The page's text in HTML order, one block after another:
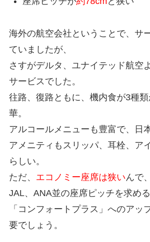
海外の航空会社ということで、サ
ていましたが、
さすがデルタ、ユナイテッド航空
サービスでした。
往路、復路ともに、機内食が3種
華。
アルコールメニューも豊富で、日
アメニティもスリッパ、耳栓、ア
らしい。
ただ、 エコノミー座席は狭いんで、
JAL、ANA並の座席ピッチを求める
「コンフォートプラス」へのアッ
要でしょう。